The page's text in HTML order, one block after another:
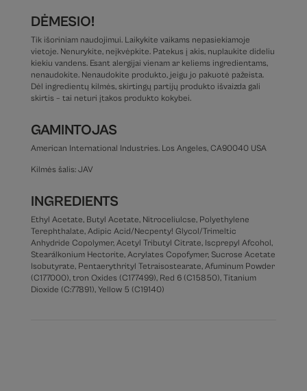
DĖMESIO!
Tik išoriniam naudojimui. Laikykite vaikams nepasiekiamoje
vietoje. Nenurykite, neįkvėpkite. Patekus į akis, nuplaukite dideliu
kiekiu vandens. Esant alergijai vienam ar keliems ingredientams,
nenaudokite. Nenaudokite produkto, jeigu jo pakuotė pažeista.
Dėl ingredientų kilmės, skirtingų partijų produkto išvaizda gali
skirtis – tai neturi įtakos produkto kokybei.
GAMINTOJAS
American International Industries. Los Angeles, CA90040 USA
Kilmės šalis: JAV
INGREDIENTS
Ethyl Acetate, Butyl Acetate, Nitroceliulcse, Polyethylene
Terephthalate, Adipic Acid/Necpenty! Glycol/Trimeltic
Anhydride Copolymer, Acetyl Tributyl Citrate, Iscprepyl Afcohol,
Stearálkonium Hectorite, Acrylates Copofymer, Sucrose Acetate
Isobutyrate, Pentaerythrityl Tetraisostearate, Afuminum Powder
(C177000), tron Oxides (C177499), Red 6 (C15850), Titanium
Dioxide (C:77891), Yellow 5 (C19140)